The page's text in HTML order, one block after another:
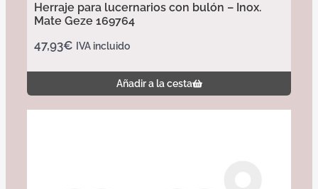
Herraje para lucernarios con bulón – Inox.
Mate Geze 169764
47,93€ IVA incluido
Añadir a la cesta